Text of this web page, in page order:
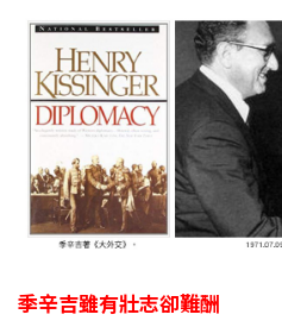
季辛吉雖有壯志卻難酬